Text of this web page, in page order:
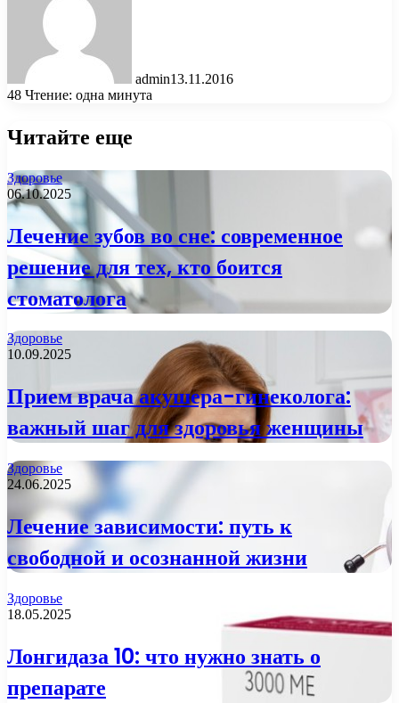
admin13.11.2016
48 Чтение: одна минута
Читайте еще
Здоровье
06.10.2025
Лечение зубов во сне: современное
решение для тех, кто боится
стоматолога
Здоровье
10.09.2025
Прием врача акушера-гинеколога:
важный шаг для здоровья женщины
Здоровье
24.06.2025
Лечение зависимости: путь к
свободной и осознанной жизни
Здоровье
18.05.2025
Лонгидаза 10: что нужно знать о
препарате